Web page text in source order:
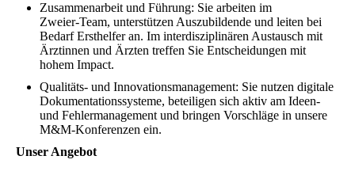
Zusammenarbeit und Führung: Sie arbeiten im
Zweier‑Team, unterstützen Auszubildende und leiten bei
Bedarf Ersthelfer an. Im interdisziplinären Austausch mit
Ärztinnen und Ärzten treffen Sie Entscheidungen mit
hohem Impact.
Qualitäts- und Innovationsmanagement: Sie nutzen digitale
Dokumentationssysteme, beteiligen sich aktiv am Ideen‑
und Fehlermanagement und bringen Vorschläge in unsere
M&M‑Konferenzen ein.
Unser Angebot